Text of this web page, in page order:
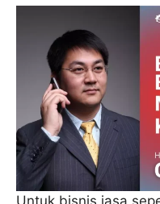
Untuk bisnis jasa